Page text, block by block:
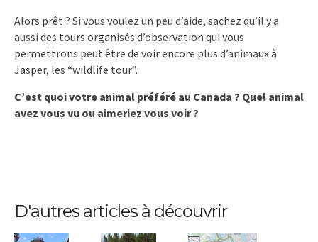
Alors prêt ? Si vous voulez un peu d’aide, sachez qu’il y a
aussi des tours organisés d’observation qui vous
permettrons peut être de voir encore plus d’animaux à
Jasper, les “wildlife tour”.
C’est quoi votre animal préféré au Canada ? Quel animal
avez vous vu ou aimeriez vous voir ?
D'autres articles à découvrir